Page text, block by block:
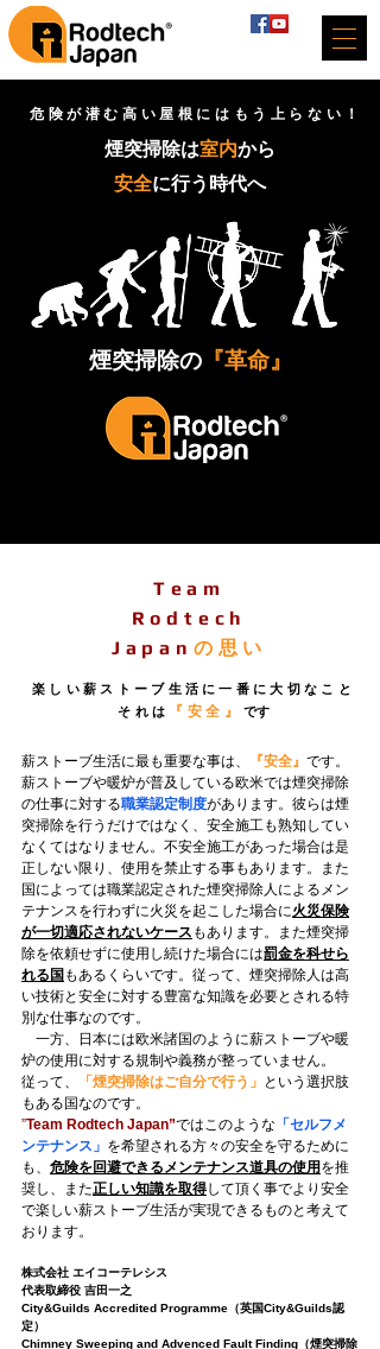
​危険が潜む高い屋根にはもう上らない！
煙突掃除は室内から
安全に行う時代へ
​煙突掃除の『革命』
Team
Rodtech
Japan の思い
楽しい薪ストーブ生活に一番に大切なこと
それは
『安全』 です
薪ストーブ生活に最も重要な事は、 『安全』 です。
薪ストーブや暖炉が普及している欧米では煙突掃除
の仕事に対する職業認定制度があります。彼らは煙
突掃除を行うだけではなく、安全施工も熟知してい
なくてはなりません。不安全施工があった場合は是
正しない限り、使用を禁止する事もあります。また
国によっては職業認定された煙突掃除人によるメン
テナンスを行わずに火災を起こした場合に火災保険
が一切適応されないケース もあります。また煙突掃
除を依頼せずに使用し続けた場合には罰金を科せら
れる国 もあるくらいです。従って、煙突掃除人は高
い技術と安全に対する豊富な知識を必要とされる特
別な仕事なのです。
一方、日本には欧米諸国のように薪ストーブや暖
炉の使用に対する規制や義務が整っていません。
従って、
「煙突掃除はご自分で行う」 という選択肢
もある国なのです。
”Team Rodtech Japan”ではこのような 「セルフメ
ンテナンス」 を希望される方々の安全を守るために
も、 危険を回避できるメンテナンス道具の使用 を推
奨し、また正しい知識を取得して頂く事でより安全
で楽しい薪ストーブ生活が実現できるものと考えて
おります。
株式会社 エイコーテレシス
代表取締役 吉田一之
​City&Guilds Accredited Programme（英国City&Guilds認
定）
Chimney Sweeping and Advenced Fault Finding（煙突掃除